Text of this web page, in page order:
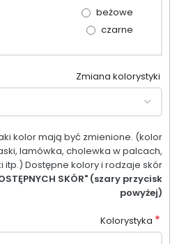
beżowe
czarne
Zmiana kolorystyki
kolor mają być zmienione. (kolor
lamówka, cholewka w palcach,
itp.) Dostępne kolory i rodzaje skór
SKÓR" (szary przycisk
powyżej)
Kolorystyka *